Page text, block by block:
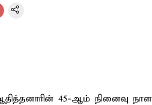
45-ஆம் நினைவு